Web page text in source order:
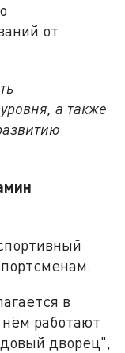
от
а также
в
работают
дворец",